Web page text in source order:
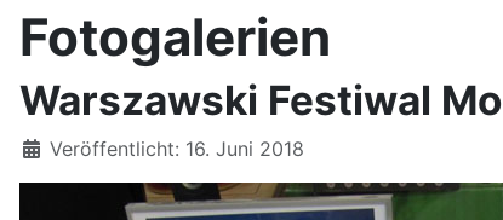
Fotogalerien
Warszawski Festiwal
Details
Veröffentlicht: 16. Juni 2018